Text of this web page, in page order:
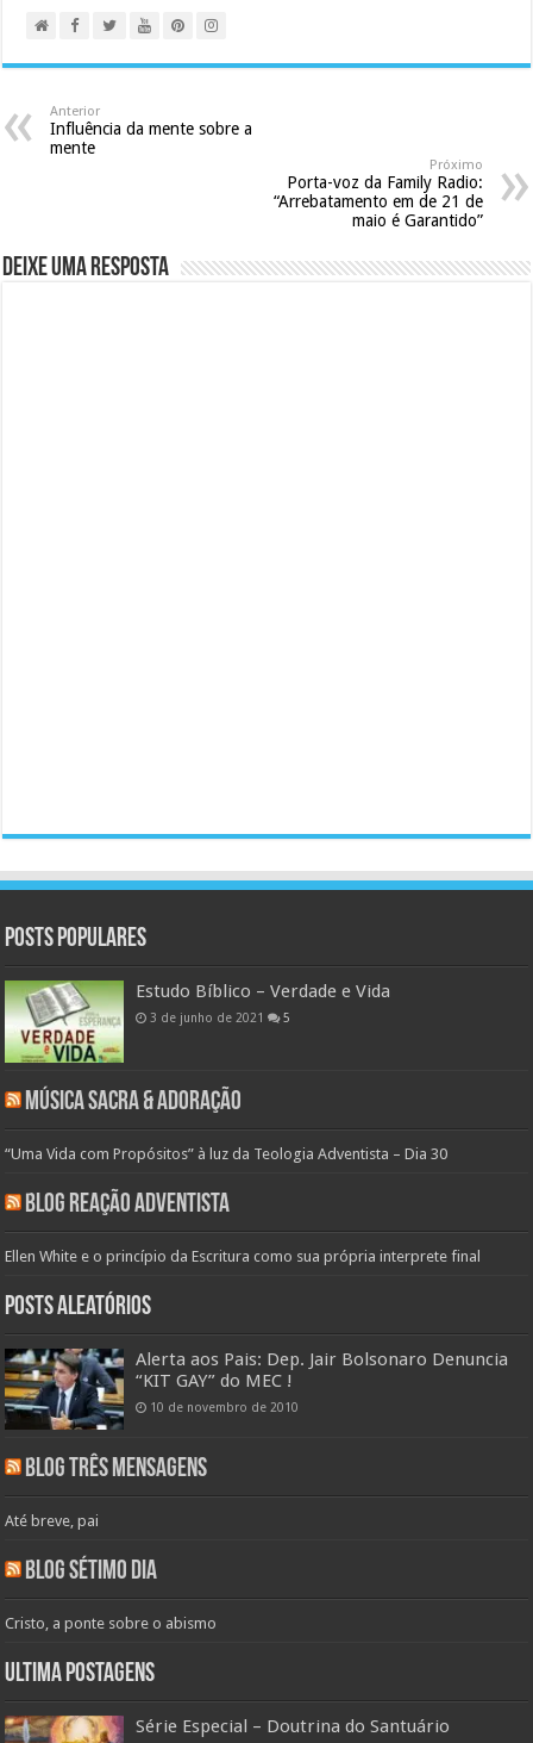
Anterior
Influência da mente sobre a
mente
Próximo
Porta-voz da Family Radio:
“Arrebatamento em de 21 de
maio é Garantido”
Deixe uma resposta
Posts populares
Estudo Bíblico – Verdade e Vida
3 de junho de 2021 5
Música Sacra & Adoração
“Uma Vida com Propósitos” à luz da Teologia Adventista – Dia 30
Blog Reação Adventista
Ellen White e o princípio da Escritura como sua própria interprete final
Posts aleatórios
Alerta aos Pais: Dep. Jair Bolsonaro Denuncia
“KIT GAY” do MEC !
10 de novembro de 2010
Blog Três Mensagens
Até breve, pai
Blog Sétimo Dia
Cristo, a ponte sobre o abismo
Ultima Postagens
Série Especial – Doutrina do Santuário